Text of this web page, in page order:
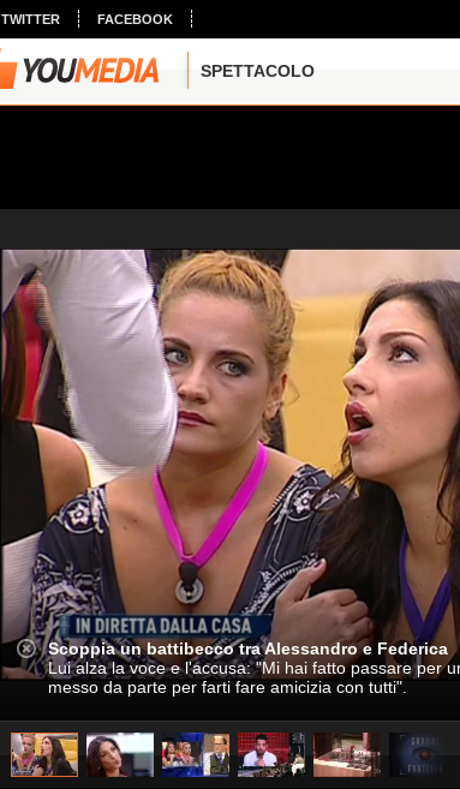
TWITTER FACEBOOK
SPETTACOLO
Scoppia un battibecco tra Alessandro e Federica
Lui alza la voce e l'accusa: "Mi hai fatto passare per
messo da parte per farti fare amicizia con tutti".